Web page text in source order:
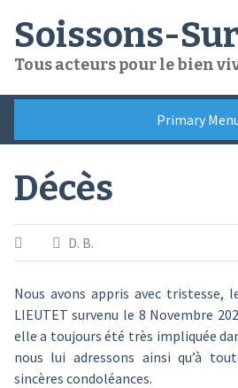
content
Soissons-
Tous acteurs pour le bien
Primary
Décès
D. B.
Nous avons appris avec tristesse,
LIEUTET survenu le 8 Novembre
elle a toujours été très impliquée
nous lui adressons ainsi qu’à
sincères condoléances.